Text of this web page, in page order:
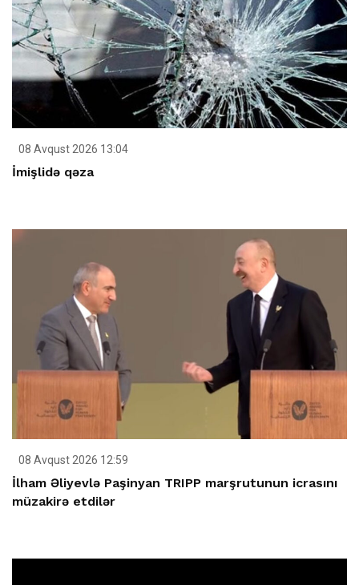
08 Avqust 2026 13:04
İmişlidə qəza
08 Avqust 2026 12:59
İlham Əliyevlə Paşinyan TRIPP marşrutunun icrasını
müzakirə etdilər